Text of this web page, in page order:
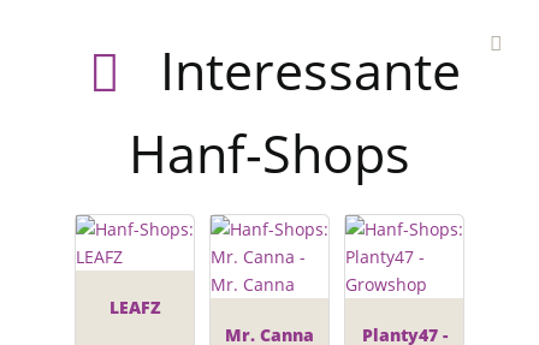
Interessante
Hanf-Shops
LEAFZ
Mr. Canna
Planty47 -